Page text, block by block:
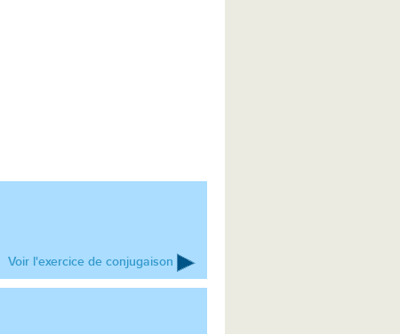
Voir l'exercice de conjugaison